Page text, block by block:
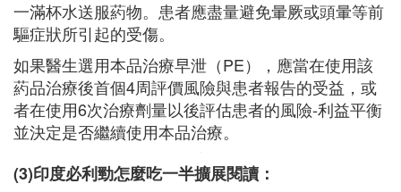
一滿杯水送服葯物。患者應盡量避免暈厥或頭暈等前
驅症狀所引起的受傷。
如果醫生選用本品治療早泄（PE），應當在使用該
葯品治療後首個4周評價風險與患者報告的受益，或
者在使用6次治療劑量以後評估患者的風險-利益平衡
並決定是否繼續使用本品治療。
(3)印度必利勁怎麼吃一半擴展閱讀：